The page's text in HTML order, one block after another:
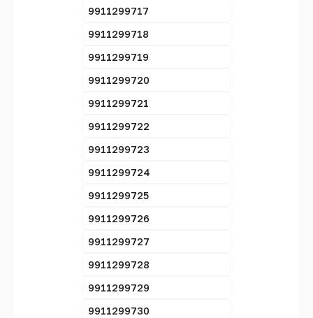
9911299717
9911299718
9911299719
9911299720
9911299721
9911299722
9911299723
9911299724
9911299725
9911299726
9911299727
9911299728
9911299729
9911299730